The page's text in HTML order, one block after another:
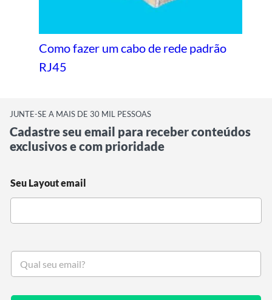
Como fazer um cabo de rede padrão
RJ45
JUNTE-SE A MAIS DE 30 MIL PESSOAS
Cadastre seu email para receber conteúdos
exclusivos e com prioridade
Seu Layout email
S
u